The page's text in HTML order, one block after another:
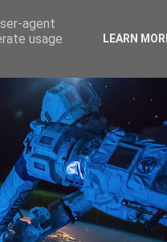
agent
usage
LEARN